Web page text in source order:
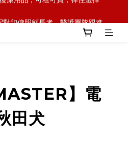
對印傭照顧長者，醫護團隊跟進
康用品，可租可買，彈性選擇
】電
田犬